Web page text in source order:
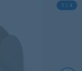
1 / 4